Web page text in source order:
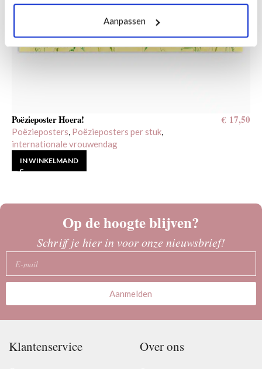
Aanpassen
Poëzieposter Hoera!
Poëzieposters, Poëzieposters per stuk,
internationale vrouwendag
€ 17,50
IN WINKELMAND
Op de hoogte blijven?
Schrijf je hier in voor onze nieuwsbrief!
Aanmelden
Klantenservice Over ons